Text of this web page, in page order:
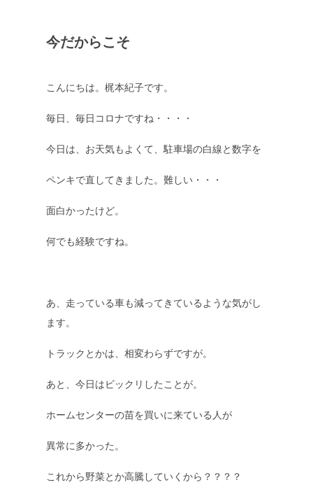
今だからこそ
こんにちは。梶本紀子です。
毎日、毎日コロナですね・・・・
今日は、お天気もよくて、駐車場の白線と数字を
ペンキで直してきました。難しい・・・
面白かったけど。
何でも経験ですね。
あ、走っている車も減ってきているような気がし
ます。
トラックとかは、相変わらずですが。
あと、今日はビックリしたことが。
ホームセンターの苗を買いに来ている人が
異常に多かった。
これから野菜とか高騰していくから？？？？